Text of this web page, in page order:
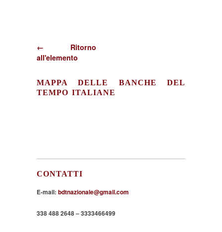
← Ritorno
all'elemento
MAPPA DELLE BANCHE DEL
TEMPO ITALIANE
CONTATTI
E-mail: bdtnazionale@gmail.com
338 488 2648 – 3333466499